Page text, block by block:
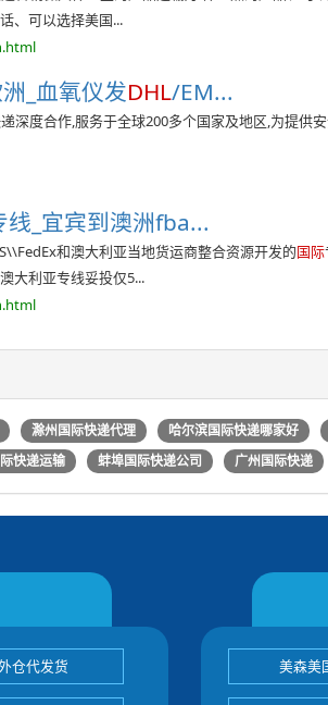
、可以选择美国...
_血氧仪发DHL/EM...
深度合作,服务于全球200多个国家及地区,为提供
线_宜宾到澳洲fba...
和澳大利亚当地货运商整合资源开发的国际
大利亚专线妥投仅5...
滁州国际快递代理 哈尔滨国际快递哪家好
快递运输 蚌埠国际快递公司 广州国际快递
仓代发货 美森美